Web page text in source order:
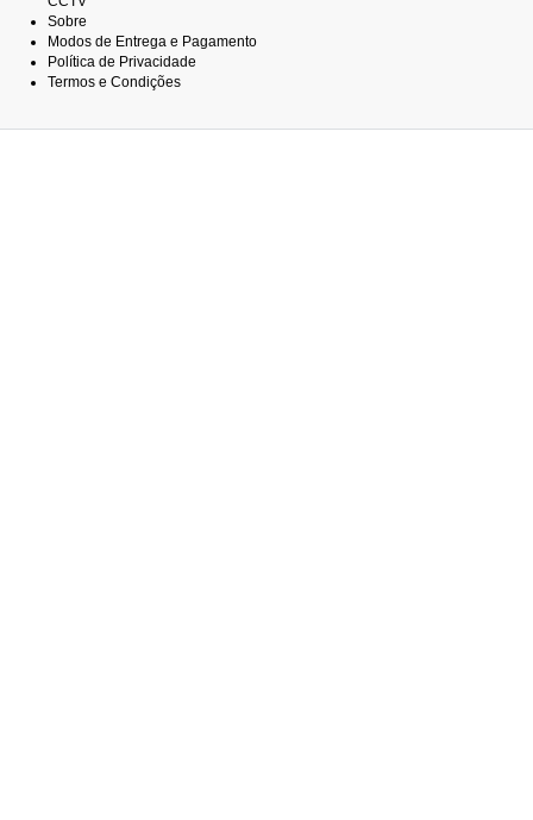
Sobre
Modos de Entrega e Pagamento
Política de Privacidade
Termos e Condições